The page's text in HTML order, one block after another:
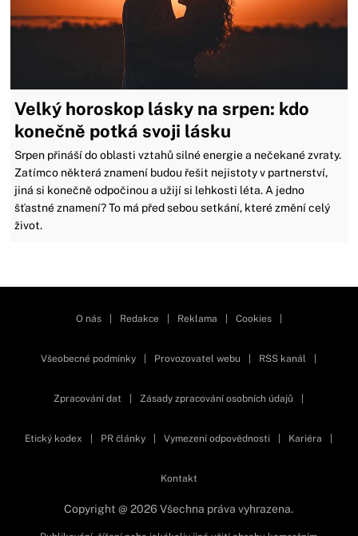
Velký horoskop lásky na srpen: kdo
konečně potká svoji lásku
Srpen přináší do oblasti vztahů silné energie a nečekané zvraty.
Zatímco některá znamení budou řešit nejistoty v partnerství,
jiná si konečně odpočinou a užijí si lehkosti léta. A jedno
šťastné znamení? To má před sebou setkání, které změní celý
život.
O nás Redakce Reklama Cookies
Všeobecné podmínky Provozovatel webu RSS kanál
Zpracování dat Zásady zpracování osobních údajů
Etický kodex PR články Vymezení odpovědnosti Kariéra
Kontakt
Copyright @ 2026 Všechna práva vyhrazena.